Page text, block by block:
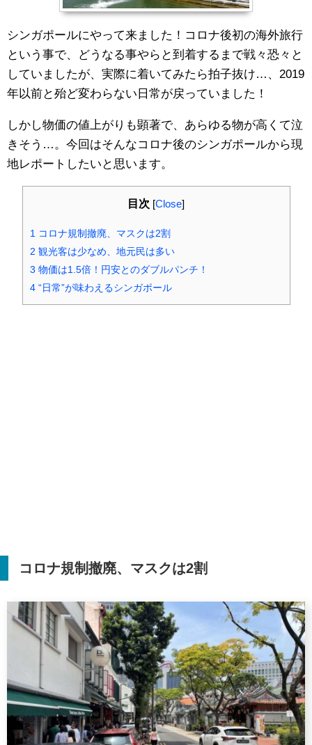
シンガポールにやって来ました！コロナ後初の海外旅行
という事で、どうなる事やらと到着するまで戦々恐々と
していましたが、実際に着いてみたら拍子抜け…、2019
年以前と殆ど変わらない日常が戻っていました！
しかし物価の値上がりも顕著で、あらゆる物が高くて泣
きそう…。今回はそんなコロナ後のシンガポールから現
地レポートしたいと思います。
目次 [Close]
1
コロナ規制撤廃、マスクは2割
2 観光客は少なめ、地元民は多い
3 物価は1.5倍！円安とのダブルパンチ！
4“日常”が味わえるシンガポール
コロナ規制撤廃、マスクは2割